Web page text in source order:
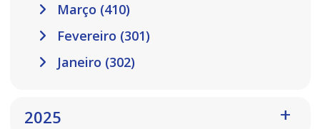
Março (410)
Fevereiro (301)
Janeiro (302)
2025